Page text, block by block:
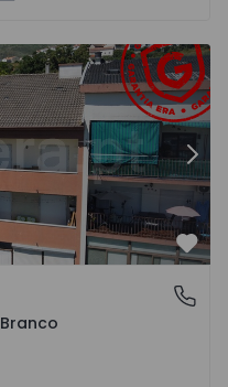
e Canhoso - 1497806 -